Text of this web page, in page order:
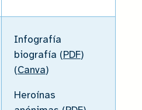
Infografía
biografía (PDF)
(Canva)
Heroínas